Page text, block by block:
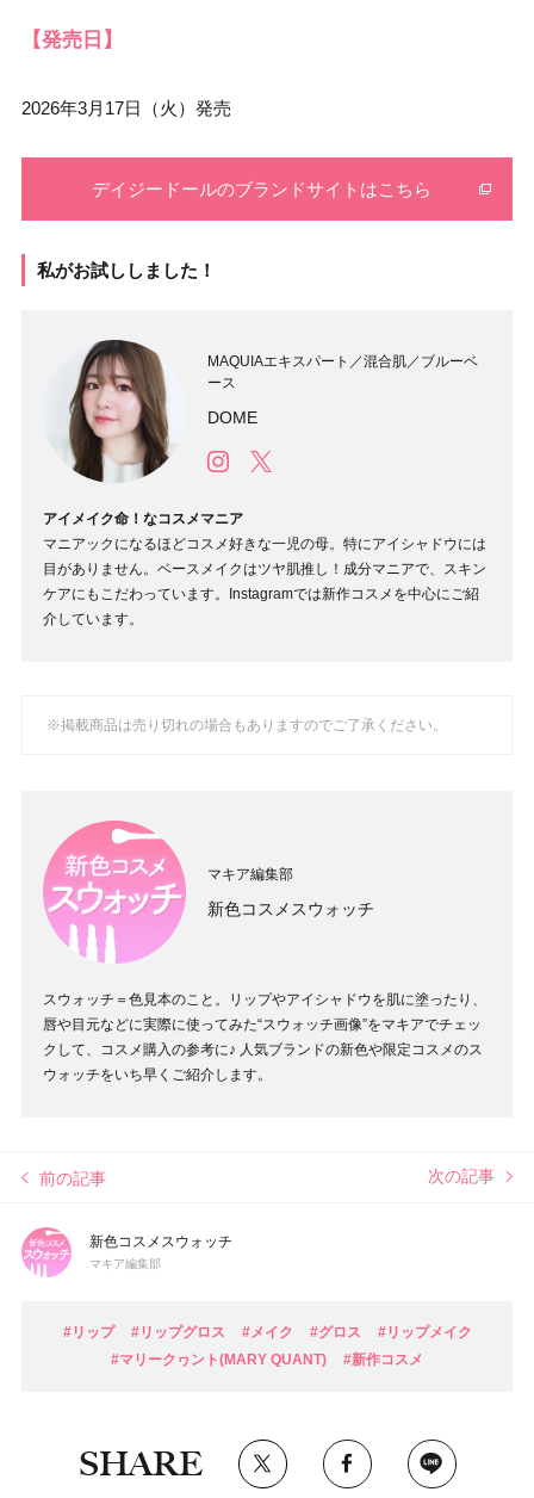
【発売日】
2026年3月17日（火）発売
デイジードールのブランドサイトはこちら
私がお試ししました！
MAQUIAエキスパート／混合肌／ブルーベ
ース
DOME
アイメイク命！なコスメマニア
マニアックになるほどコスメ好きな一児の母。特にアイシャドウには
目がありません。ベースメイクはツヤ肌推し！成分マニアで、スキン
ケアにもこだわっています。Instagramでは新作コスメを中心にご紹
介しています。
※掲載商品は売り切れの場合もありますのでご了承ください。
マキア編集部
新色コスメスウォッチ
スウォッチ＝色見本のこと。リップやアイシャドウを肌に塗ったり、
唇や目元などに実際に使ってみた“スウォッチ画像”をマキアでチェッ
クして、コスメ購入の参考に♪ 人気ブランドの新色や限定コスメのス
ウォッチをいち早くご紹介します。
前の記事 次の記事
新色コスメスウォッチ
マキア編集部
#リップ #リップグロス #メイク #グロス
#リップメイク
#マリークヮント(MARY QUANT)
#新作コスメ
SHARE